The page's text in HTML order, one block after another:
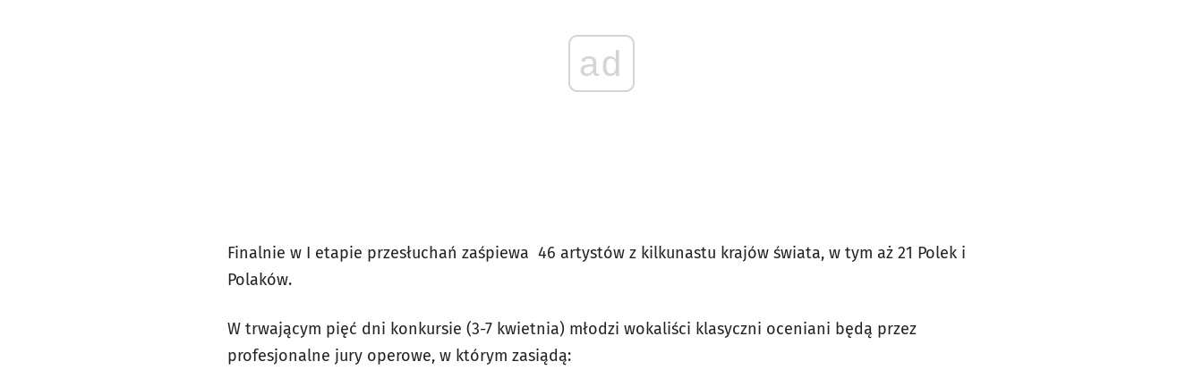
ad
Finalnie w I etapie przesłuchań zaśpiewa 46 artystów z kilkunastu krajów świata, w tym aż 21 Polek i
Polaków.
W trwającym pięć dni konkursie (3-7 kwietnia) młodzi wokaliści klasyczni oceniani będą przez
profesjonalne jury operowe, w którym zasiądą: